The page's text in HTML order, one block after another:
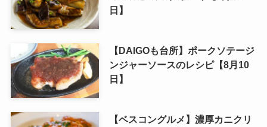
日】
【DAIGOも台所】ポークソテージ
ンジャーソースのレシピ【8月10
日】
【ベスコングルメ】濃厚カニクリ